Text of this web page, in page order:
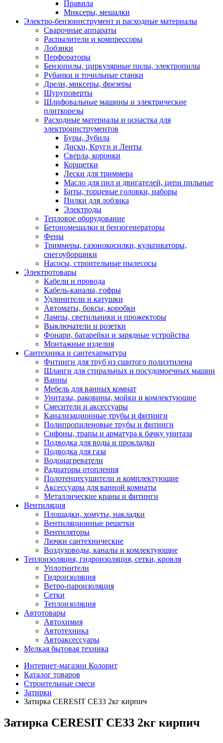
Правила
Миксеры, мешалки
Электро-бензоинструмент и расходные материалы
Сварочные аппараты
Распылители и компрессоры
Лобзики
Перфораторы
Бензопилы, циркулярные пилы, электропилы
Рубанки и точильные станки
Дрели, миксеры, фрезеры
Шуруповерты
Шлифовальные машины и электрические
плиткорезы
Расходные материалы и оснастка для
электроинструментов
Буры, Зубила
Диски, Круги и Ленты
Сверла, коронки
Корщетки
Лески для триммера
Масло для пил и двигателей, цепи пильные
Биты, торцевые головки, наборы
Пилки для лобзика
Электроды
Тепловое оборудование
Бетономешалки и бензогенераторы
Фены
Триммеры, газонокосилки, культиваторы,
снегоуборщики
Насосы, строительные пылесосы
Электротовары
Кабели и провода
Кабель-каналы, гофры
Удлинители и катушки
Автоматы, боксы, коробки
Лампы, светильники и прожекторы
Выключатели и розетки
Фонари, батарейки и зарядные устройства
Монтажные изделия
Сантехника и сантехарматура
Фитинги для труб из сшитого полиэтилена
Шланги для стиральных и посудомоечных машин
Ванны
Мебель для ванных комнат
Унитазы, раковины, мойки и комлектующие
Смесители и аксессуары
Канализационные трубы и фитинги
Полипропиленовые трубы и фитинги
Сифоны, трапы и арматура к бачку унитаза
Подводка для воды и прокладки
Подводка для газа
Водонагреватели
Радиаторы отопления
Полотенцесушители и комплектующие
Аксессуары для ванной комнаты
Металлические краны и фитинги
Вентиляция
Площадки, хомуты, накладки
Вентиляционные решетки
Вентиляторы
Лючки сантехнические
Воздуховоды, каналы и комлектующие
Теплоизоляция, гидроизоляция, сетки, кровля
Уплотнители
Гидроизоляция
Ветро-пароизоляция
Сетки
Теплоизоляция
Автотовары
Автохимия
Автотехника
Автоаксессуары
Мелкая бытовая техника
Интернет-магазин Колорит
Каталог товаров
Строительные смеси
Затирки
Затирка CERESIT CE33 2кг кирпич
Затирка CERESIT CE33 2кг кирпич